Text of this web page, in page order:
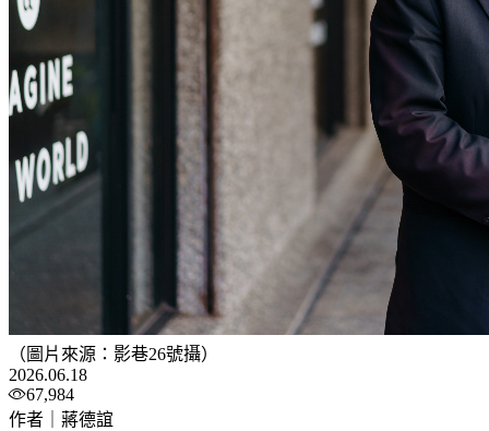
（圖片來源：影巷26號攝）
2026.06.18
67,984
作者｜蔣德誼